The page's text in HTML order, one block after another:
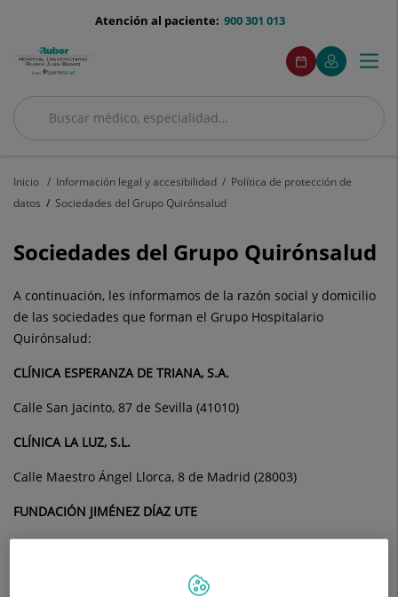
menu-
900 301 013
Atención al paciente:
Buscar
Buscar
menuAcceso
Pedir
cita
Este
enlace
se
en
Mi
Quirónsalud
Este
enlace
se
en
ventana
nueva.
Menú
Inicio Información legal y accesibilidad
Política de protección de
datos
Sociedades del Grupo Quirónsalud
Sociedades del Grupo Quirónsalud
A continuación, les informamos de la razón social y domicilio
de las sociedades que forman el Grupo Hospitalario
Quirónsalud:
CLÍNICA ESPERANZA DE TRIANA, S.A.
Calle San Jacinto, 87 de Sevilla (41010)
CLÍNICA LA LUZ, S.L.
Calle Maestro Ángel Llorca, 8 de Madrid (28003)
FUNDACIÓN JIMÉNEZ DÍAZ UTE
FUNDACIÓN INSTITUTO DE INVESTIGACIÓN SANITARIA